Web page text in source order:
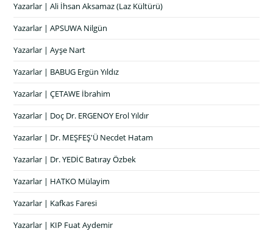
Yazarlar | Ali İhsan Aksamaz (Laz Kültürü)
Yazarlar | APSUWA Nilgün
Yazarlar | Ayşe Nart
Yazarlar | BABUG Ergün Yıldız
Yazarlar | ÇETAWE İbrahim
Yazarlar | Doç Dr. ERGENOY Erol Yıldır
Yazarlar | Dr. MEŞFEŞ'Ü Necdet Hatam
Yazarlar | Dr. YEDİC Batıray Özbek
Yazarlar | HATKO Mülayim
Yazarlar | Kafkas Faresi
Yazarlar | KIP Fuat Aydemir